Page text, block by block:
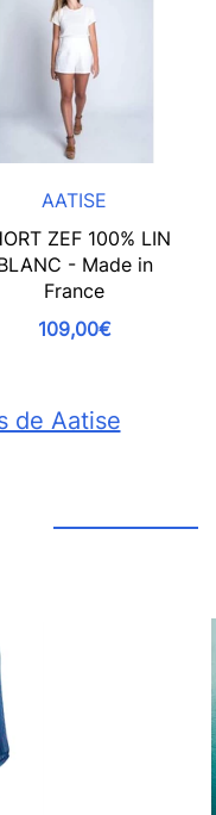
AATISE
ZEF 100% LIN
- Made in
France
109,00€
de Aatise